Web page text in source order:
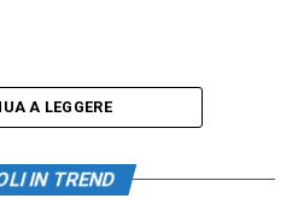
A LEGGERE
IN TREND